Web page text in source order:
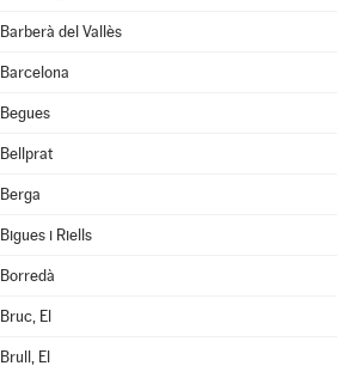
Barberà del Vallès
Barcelona
Begues
Bellprat
Berga
Bigues i Riells
Borredà
Bruc, El
Brull, El